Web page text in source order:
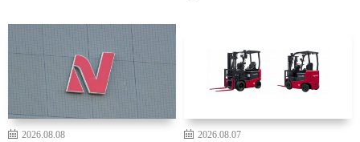
2026.08.08
2026.08.07